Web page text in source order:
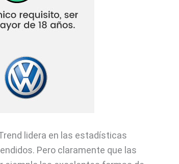
lidera en las estadísticas
Pero claramente que las